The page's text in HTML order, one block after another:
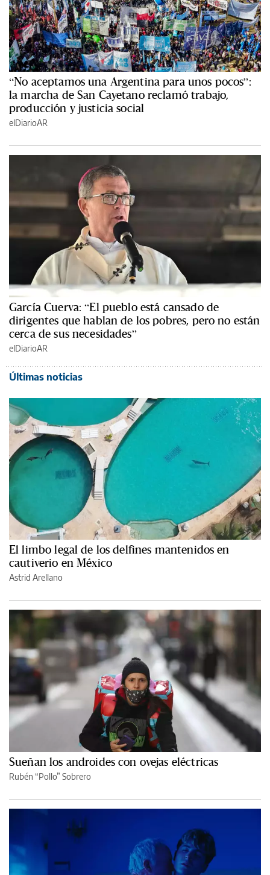
“No aceptamos una Argentina para unos pocos”:
la marcha de San Cayetano reclamó trabajo,
producción y justicia social
elDiarioAR
García Cuerva: “El pueblo está cansado de
dirigentes que hablan de los pobres, pero no están
cerca de sus necesidades”
elDiarioAR
Últimas noticias
El limbo legal de los delfines mantenidos en
cautiverio en México
Astrid Arellano
Sueñan los androides con ovejas eléctricas
Rubén “Pollo” Sobrero